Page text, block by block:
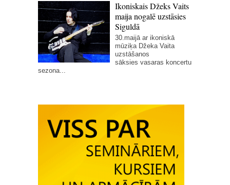
Ikoniskais Džeks Vaits
maija nogalē uzstāsies
Siguldā
30.maijā ar ikoniskā
mūziķa Džeka Vaita
uzstāšanos
sāksies vasaras koncertu
sezona...